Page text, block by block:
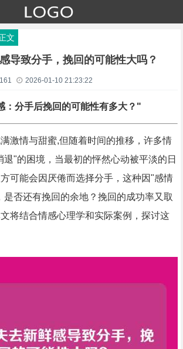
文
导致分手，挽回的可能性大吗？
2026-01-10 21:23:22
：分手后挽回的可能性有多大？"
激情与甜蜜,但随着时间的推移，许多情
"的困境，当最初的怦然心动被平淡的日
可能会因厌倦而选择分手，这种因"感情
是否还有挽回的余地？挽回的成功率又取
将结合情感心理学和实际案例，探讨这